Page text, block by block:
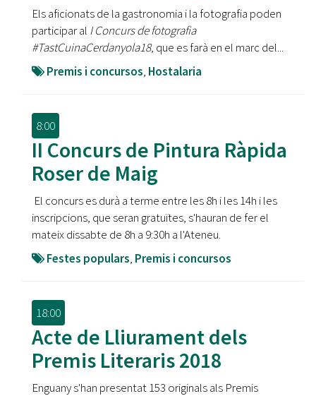
Els aficionats de la gastronomia i la fotografia poden
participar al I Concurs de fotografia
#TastCuinaCerdanyola18, que es farà en el marc del...
Premis i concursos, Hostalaria
8:00
II Concurs de Pintura Ràpida
Roser de Maig
El concurs es durà a terme entre les 8h i les 14h i les
inscripcions, que seran gratuïtes, s'hauran de fer el
mateix dissabte de 8h a 9:30h a l'Ateneu.
Festes populars, Premis i concursos
18:00
Acte de Lliurament dels
Premis Literaris 2018
Enguany s'han presentat 153 originals als Premis